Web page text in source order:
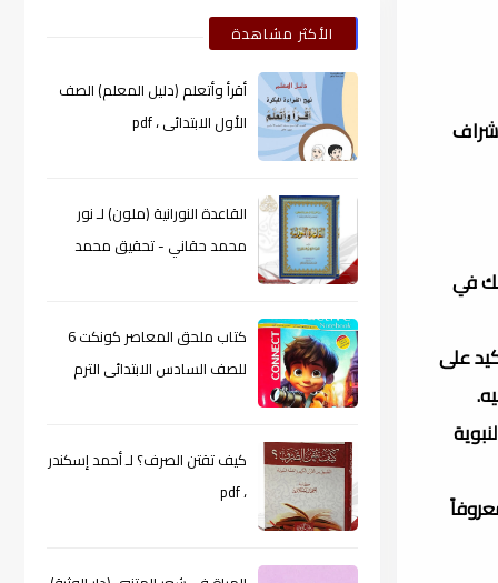
في
على
الأكثر مشاهدة
أقرأ وأتعلم (دليل المعلم) الصف
الأول الابتدائى ، pdf
القاعدة النورانية (ملون) لـ نور
محمد حقاني - تحقيق محمد
كتاب ملحق المعاصر كونكت 6
للصف السادس الابتدائى الترم
كيف تقتن الصرف؟ لـ أحمد إسكندر
، pdf